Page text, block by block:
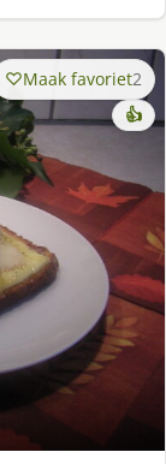
Maak favoriet2
👍